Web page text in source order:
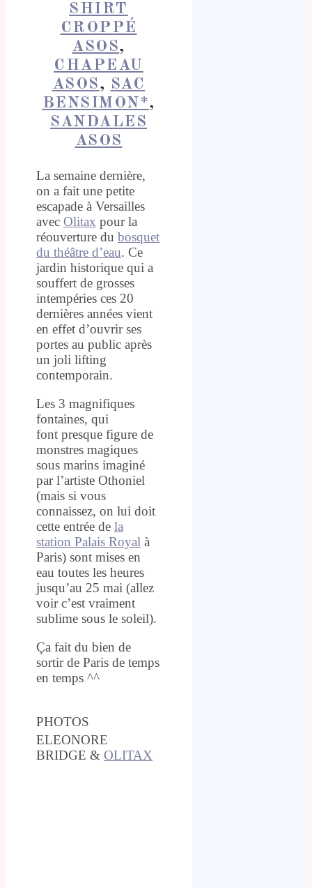
SHIRT
CROPPÉ
ASOS,
CHAPEAU
ASOS, SAC
BENSIMON*,
SANDALES
ASOS
La semaine dernière,
on a fait une petite
escapade à Versailles
avec Olitax pour la
réouverture du bosquet
du théâtre d’eau. Ce
jardin historique qui a
souffert de grosses
intempéries ces 20
dernières années vient
en effet d’ouvrir ses
portes au public après
un joli lifting
contemporain.
Les 3 magnifiques
fontaines, qui
font presque figure de
monstres magiques
sous marins imaginé
par l’artiste Othoniel
(mais si vous
connaissez, on lui doit
cette entrée de la
station Palais Royal à
Paris) sont mises en
eau toutes les heures
jusqu’au 25 mai (allez
voir c’est vraiment
sublime sous le soleil).
Ça fait du bien de
sortir de Paris de temps
en temps ^^
PHOTOS
ELEONORE
BRIDGE & OLITAX